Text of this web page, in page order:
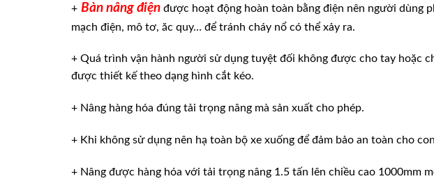
+ Bàn nâng điện được hoạt động hoàn toàn bằng điện nên người dùng
mạch điện, mô tơ, ăc quy… để tránh cháy nổ có thể xảy ra.
+ Quá trình vận hành người sử dụng tuyệt đối không được cho tay hoặc
được thiết kế theo dạng hình cắt kéo.
+ Nâng hàng hóa đúng tải trọng nâng mà sản xuất cho phép.
+ Khi không sử dụng nên hạ toàn bộ xe xuống để đảm bảo an toàn cho
+ Nâng được hàng hóa với tải trọng nâng 1.5 tấn lên chiều cao 1000mm